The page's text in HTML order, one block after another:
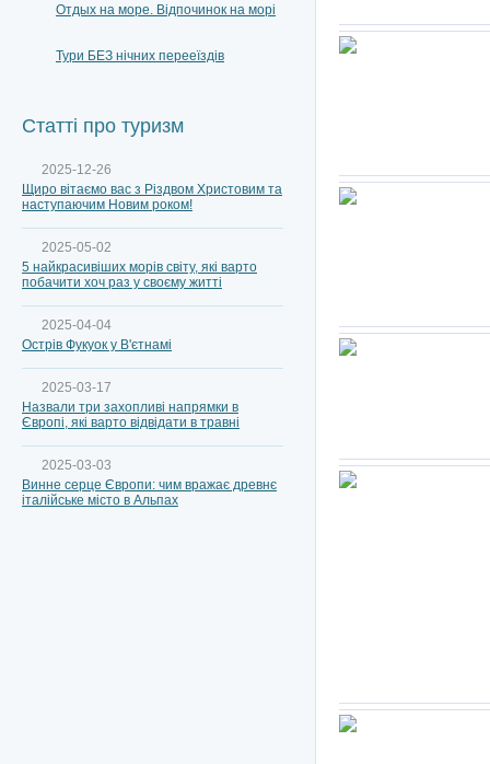
Отдых на море. Відпочинок на морі
Тури БЕЗ нічних перееїздів
Статті про туризм
2025-12-26
Щиро вітаємо вас з Різдвом Христовим та
наступаючим Новим роком!
2025-05-02
5 найкрасивіших морів світу, які варто
побачити хоч раз у своєму житті
2025-04-04
Острів Фукуок у В'єтнамі
2025-03-17
Назвали три захопливі напрямки в
Європі, які варто відвідати в травні
2025-03-03
Винне серце Європи: чим вражає древнє
італійське місто в Альпах